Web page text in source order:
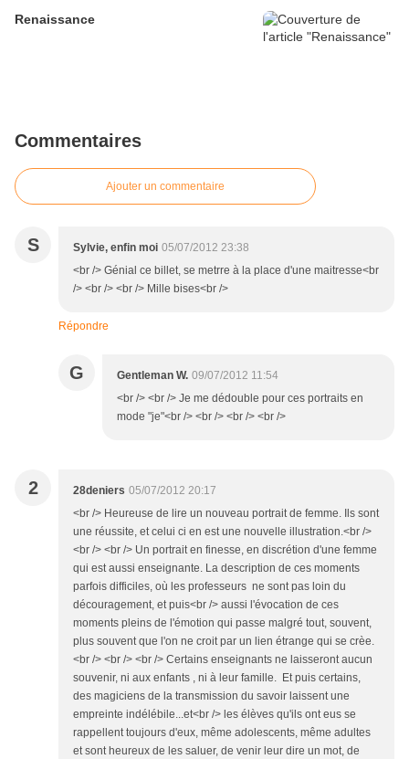
Renaissance
Commentaires
Ajouter un commentaire
S Sylvie, enfin moi 05/07/2012 23:38
<br /> Génial ce billet, se metrre à la place d'une maitresse<br
/> <br /> <br /> Mille bises<br />
Répondre
G Gentleman W. 09/07/2012 11:54
<br /> <br /> Je me dédouble pour ces portraits en
mode "je"<br /> <br /> <br /> <br />
2 28deniers 05/07/2012 20:17
<br /> Heureuse de lire un nouveau portrait de femme. Ils sont
une réussite, et celui ci en est une nouvelle illustration.<br />
<br /> <br /> Un portrait en finesse, en discrétion d'une femme
qui est aussi enseignante. La description de ces moments
parfois difficiles, où les professeurs ne sont pas loin du
découragement, et puis<br /> aussi l'évocation de ces
moments pleins de l'émotion qui passe malgré tout, souvent,
plus souvent que l'on ne croit par un lien étrange qui se crèe.
<br /> <br /> <br /> Certains enseignants ne laisseront aucun
souvenir, ni aux enfants , ni à leur famille. Et puis certains,
des magiciens de la transmission du savoir laissent une
empreinte indélébile...et<br /> les élèves qu'ils ont eus se
rappellent toujours d'eux, même adolescents, même adultes
et sont heureux de les saluer, de venir leur dire un mot, de